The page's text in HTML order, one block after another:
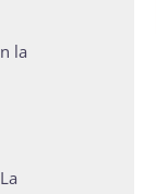
la